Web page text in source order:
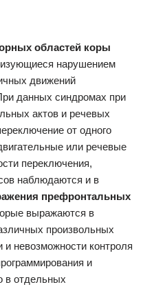
областей коры
нарушением
движений
данных синдромах при
актов и речевых
от одного
или речевые
переключения,
наблюдаются и в
префронтальных
выражаются в
произвольных
невозможности контроля
и
в отдельных